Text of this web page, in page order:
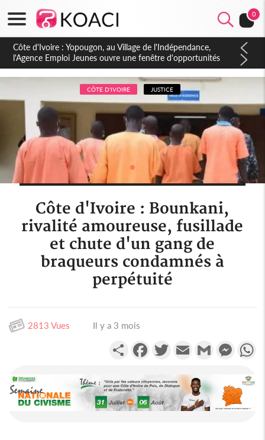
0
Côte d'Ivoire : CHU de Treichville, après la fronde, les agents
contractuels obtiennent un accord avec la direction sur les
arriérés du SMIG 2023
CÔTE D'IVOIRE JUSTICE
Côte d'Ivoire : Bounkani,
rivalité amoureuse, fusillade
et chute d'un gang de
braqueurs condamnés à
perpétuité
2813 Vues Il y a 3 mois
PartagerFacebookTwitterEmail Gmail